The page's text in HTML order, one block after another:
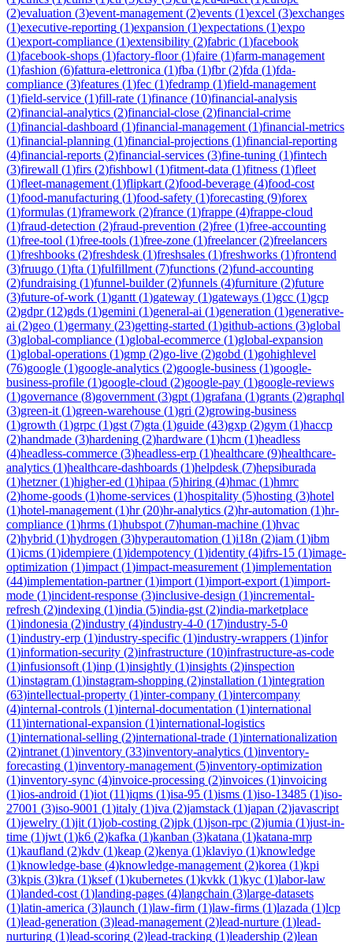
(2)evaluation (3)event-management (2)events (1)excel (3)exchanges
(1)executive-reporting (1)expansion (1)expectations (1)expo
(1)export-compliance (1)extensibility (2)fabric (1)facebook
(1)facebook-shops (1)factory-floor(1)faire (1)farm-management
(1)fashion (6)fattura-elettronica (1)fba (1)fbr(2)fda (1)fda-
compliance (3)features (1)fec (1)fedramp (1)field-management
(1)field-service (1)fill-rate (1)finance (10)financial-analysis
(2)financial-analytics (2)financial-close (2)financial-crime
(1)financial-dashboard (1)financial-management (1)financial-metrics
(1)financial-planning (1)financial-projections (1)financial-reporting
(4)financial-reports (2)financial-services (3)fine-tuning (1)fintech
(3)firewall (1)firs (2)fishbowl (1)fitment-data (1)fitness (1)fleet
(1)fleet-management (1)flipkart (2)food-beverage (4)food-cost
(1)food-manufacturing (1)food-safety (1)forecasting (9)forex
(1)formulas (1)framework (2)france (1)frappe (4)frappe-cloud
(1)fraud-detection (2)fraud-prevention (2)free (1)free-accounting
(1)free-tool (1)free-tools (1)free-zone (1)freelancer(2)freelancers
(1)freshbooks (2)freshdesk (1)freshsales (1)freshworks (1)frontend
(3)fruugo (1)fta (1)fulfillment (7)functions (2)fund-accounting
(2)fundraising (1)funnel-builder(2)funnels (4)furniture (2)future
(3)future-of-work (1)gantt (1)gateway (1)gateways (1)gcc (1)gcp
(2)gdpr(12)gds (1)gemini (1)general-ai (1)generation (1)generative-
ai (2)geo (1)germany (23)getting-started (1)github-actions (3)global
(3)global-compliance (1)global-ecommerce (1)global-expansion
(1)global-operations (1)gmp (2)go-live (2)gobd (1)gohighlevel
(76)google (1)google-analytics (2)google-business (1)google-
business-profile (1)google-cloud (2)google-pay (1)google-reviews
(1)governance (8)government (3)gpt (1)grafana (1)grants (2)graphql
(3)green-it (1)green-warehouse (1)gri (2)growing-business
(1)growth (1)grpc (1)gst (7)gta (1)guide (43)gxp (2)gym (1)haccp
(2)handmade (3)hardening (2)hardware (1)hcm (1)headless
(4)headless-commerce (3)headless-erp (1)healthcare (9)healthcare-
analytics (1)healthcare-dashboards (1)helpdesk (7)hepsiburada
(1)hetzner(1)higher-ed (1)hipaa (5)hiring (4)hmac (1)hmrc
(2)home-goods (1)home-services (1)hospitality (5)hosting (3)hotel
(1)hotel-management (1)hr(20)hr-analytics (2)hr-automation (1)hr-
compliance (1)hrms (1)hubspot (7)human-machine (1)hvac
(2)hybrid (1)hydrogen (3)hyperautomation (1)i18n (2)iam (1)ibm
(1)icms (1)idempiere (1)idempotency (1)identity (4)ifrs-15 (1)image-
optimization (1)impact (1)impact-measurement (1)implementation
(44)implementation-partner(1)import (1)import-export (1)import-
mode (1)incident-response (3)inclusive-design (1)incremental-
refresh (2)indexing (1)india (5)india-gst (2)india-marketplace
(1)indonesia (2)industry (4)industry-4-0 (17)industry-5-0
(1)industry-erp (1)industry-specific (1)industry-wrappers (1)infor
(1)information-security (2)infrastructure (10)infrastructure-as-code
(1)infusionsoft (1)inp (1)insightly (1)insights (2)inspection
(1)instagram (1)instagram-shopping (2)installation (1)integration
(63)intellectual-property (1)inter-company (1)intercompany
(4)internal-controls (1)internal-documentation (1)international
(11)international-expansion (1)international-logistics
(1)international-selling (2)international-trade (1)internationalization
(2)intranet (1)inventory (33)inventory-analytics (1)inventory-
forecasting (1)inventory-management (5)inventory-optimization
(1)inventory-sync (4)invoice-processing (2)invoices (1)invoicing
(1)ios-android (1)iot (11)iqms (1)isa-95 (1)isms (1)iso-13485 (1)iso-
27001 (3)iso-9001 (1)italy (1)iva (2)jamstack (1)japan (2)javascript
(1)jewelry (1)jit (1)job-costing (2)jpk (1)json-rpc (2)jumia (1)just-in-
time (1)jwt (1)k6 (2)kafka (1)kanban (3)katana (1)katana-mrp
(1)kaufland (2)kdv (1)keap (2)kenya (1)klaviyo (1)knowledge
(1)knowledge-base (4)knowledge-management (2)korea (1)kpi
(3)kpis (3)kra (1)ksef(1)kubernetes (1)kvkk (1)kyc (1)labor-law
(1)landed-cost (1)landing-pages (4)langchain (3)large-datasets
(1)latin-america (3)launch (1)law-firm (1)law-firms (1)lazada (1)lcp
(1)lead-generation (3)lead-management (2)lead-nurture (1)lead-
nurturing (1)lead-scoring (2)lead-tracking (1)leadership (2)lean